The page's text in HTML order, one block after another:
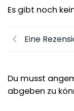
Es gibt noch
Eine
Du musst
abgeben zu